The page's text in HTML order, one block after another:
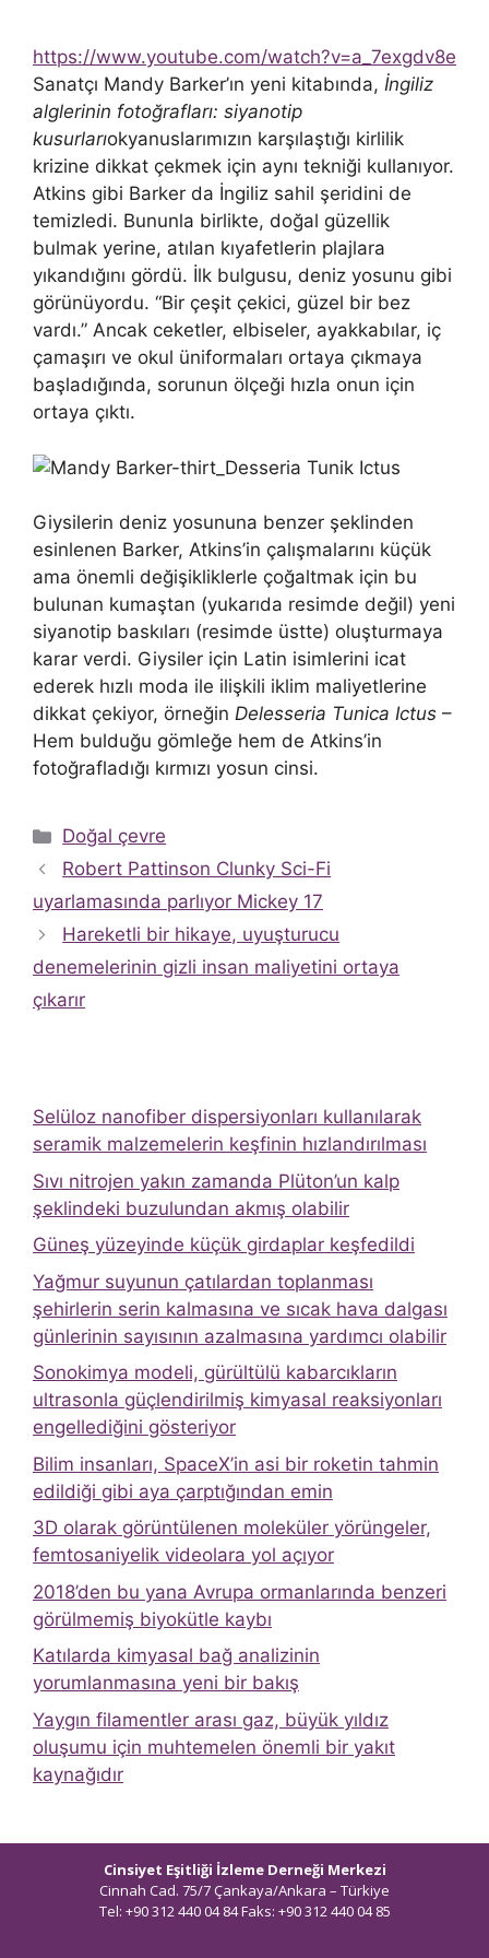
https://www.youtube.com/watch?v=a_7exgdv8e
Sanatçı Mandy Barker’ın yeni kitabında, İngiliz
alglerinin fotoğrafları: siyanotip
kusurlarıokyanuslarımızın karşılaştığı kirlilik
krizine dikkat çekmek için aynı tekniği kullanıyor.
Atkins gibi Barker da İngiliz sahil şeridini de
temizledi. Bununla birlikte, doğal güzellik
bulmak yerine, atılan kıyafetlerin plajlara
yıkandığını gördü. İlk bulgusu, deniz yosunu gibi
görünüyordu. “Bir çeşit çekici, güzel bir bez
vardı.” Ancak ceketler, elbiseler, ayakkabılar, iç
çamaşırı ve okul üniformaları ortaya çıkmaya
başladığında, sorunun ölçeği hızla onun için
ortaya çıktı.
Giysilerin deniz yosununa benzer şeklinden
esinlenen Barker, Atkins’in çalışmalarını küçük
ama önemli değişikliklerle çoğaltmak için bu
bulunan kumaştan (yukarıda resimde değil) yeni
siyanotip baskıları (resimde üstte) oluşturmaya
karar verdi. Giysiler için Latin isimlerini icat
ederek hızlı moda ile ilişkili iklim maliyetlerine
dikkat çekiyor, örneğin Delesseria Tunica Ictus –
Hem bulduğu gömleğe hem de Atkins’in
fotoğrafladığı kırmızı yosun cinsi.
Kategoriler
Doğal çevre
Robert Pattinson Clunky Sci-Fi
uyarlamasında parlıyor Mickey 17
Hareketli bir hikaye, uyuşturucu
denemelerinin gizli insan maliyetini ortaya
çıkarır
Selüloz nanofiber dispersiyonları kullanılarak
seramik malzemelerin keşfinin hızlandırılması
Sıvı nitrojen yakın zamanda Plüton’un kalp
şeklindeki buzulundan akmış olabilir
Güneş yüzeyinde küçük girdaplar keşfedildi
Yağmur suyunun çatılardan toplanması
şehirlerin serin kalmasına ve sıcak hava dalgası
günlerinin sayısının azalmasına yardımcı olabilir
Sonokimya modeli, gürültülü kabarcıkların
ultrasonla güçlendirilmiş kimyasal reaksiyonları
engellediğini gösteriyor
Bilim insanları, SpaceX’in asi bir roketin tahmin
edildiği gibi aya çarptığından emin
3D olarak görüntülenen moleküler yörüngeler,
femtosaniyelik videolara yol açıyor
2018’den bu yana Avrupa ormanlarında benzeri
görülmemiş biyokütle kaybı
Katılarda kimyasal bağ analizinin
yorumlanmasına yeni bir bakış
Yaygın filamentler arası gaz, büyük yıldız
oluşumu için muhtemelen önemli bir yakıt
kaynağıdır
Cinsiyet Eşitliği İzleme Derneği Merkezi
Cinnah Cad. 75/7 Çankaya/Ankara – Türkiye
Tel: +90 312 440 04 84 Faks: +90 312 440 04 85